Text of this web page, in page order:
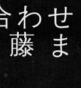
わせ
藤ま